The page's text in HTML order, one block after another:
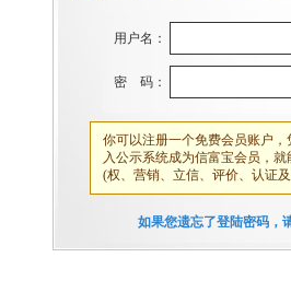
用户名：
密 码：
你可以注册一个免费会员账户
入公示系统成为信富宝会员，
(权、营销、立信、评价、认证
如果您遗忘了登陆密码，